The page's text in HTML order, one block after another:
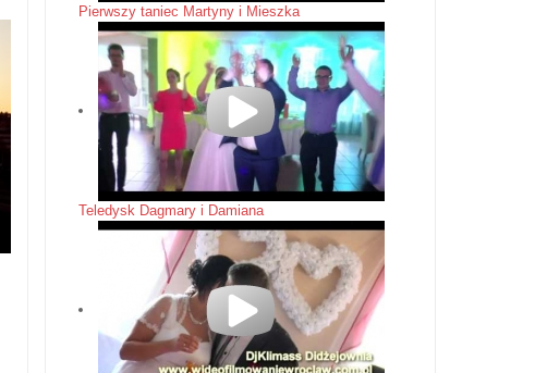
Pierwszy taniec Martyny i Mieszka
Teledysk Dagmary i Damiana